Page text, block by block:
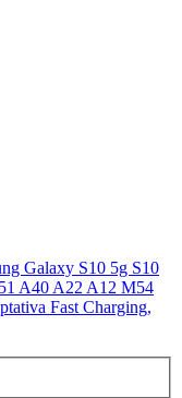
Galaxy S10 5g S10
A40 A22 A12 M54
Fast Charging,